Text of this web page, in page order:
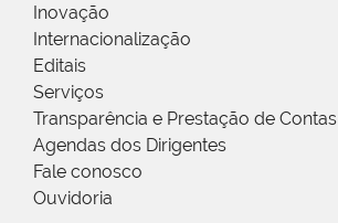
Inovação
Internacionalização
Editais
Serviços
Transparência e Prestação de Contas
Agendas dos Dirigentes
Fale conosco
Ouvidoria